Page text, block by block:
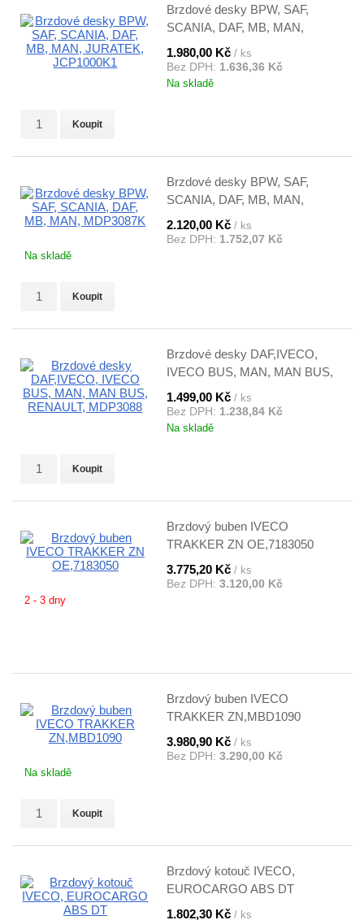
Brzdové desky BPW, SAF,
SCANIA, DAF, MB, MAN,
JURATEK, JCP1000K1
1.980,00 Kč / ks
Bez DPH: 1.636,36 Kč
Na skladě
Koupit
Brzdové desky BPW, SAF,
SCANIA, DAF, MB, MAN,
MDP3087K
2.120,00 Kč / ks
Bez DPH: 1.752,07 Kč
Na skladě
Koupit
Brzdové desky DAF,IVECO,
IVECO BUS, MAN, MAN BUS,
RENAULT, MDP3088
1.499,00 Kč / ks
Bez DPH: 1.238,84 Kč
Na skladě
Koupit
Brzdový buben IVECO
TRAKKER ZN OE,7183050
3.775,20 Kč / ks
Bez DPH: 3.120,00 Kč
2 - 3 dny
Brzdový buben IVECO
TRAKKER ZN,MBD1090
3.980,90 Kč / ks
Bez DPH: 3.290,00 Kč
Na skladě
Koupit
Brzdový kotouč IVECO,
EUROCARGO ABS DT
1.802,30 Kč / ks